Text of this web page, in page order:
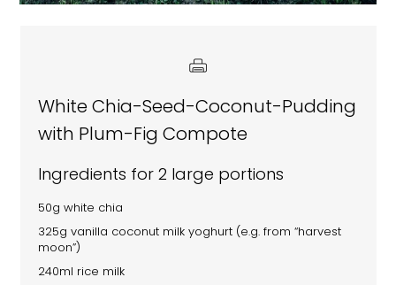
White Chia-Seed-Coconut-Pudding
with Plum-Fig Compote
Ingredients for 2 large portions
50g white chia
325g vanilla coconut milk yoghurt (e.g. from “harvest
moon”)
240ml rice milk